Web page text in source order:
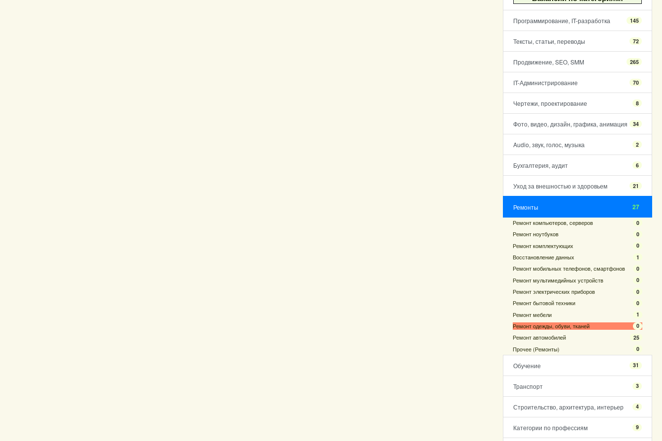
Программирование, IT-разработка 145
Тексты, статьи, переводы 72
Продвижение, SEO, SMM 265
IT-Администрирование 70
Чертежи, проектирование 8
Фото, видео, дизайн, графика, анимация 34
Audio, звук, голос, музыка 2
Бухгалтерия, аудит 6
Уход за внешностью и здоровьем 21
Ремонты 27
Ремонт компьютеров, серверов 0
Ремонт ноутбуков 0
Ремонт комплектующих 0
Восстановление данных 1
Ремонт мобильных телефонов, смартфонов 0
Ремонт мультимедийных устройств 0
Ремонт электрических приборов 0
Ремонт бытовой техники 0
Ремонт мебели 1
Ремонт одежды, обуви, тканей 0
Ремонт автомобилей 25
Прочее (Ремонты) 0
Обучение 31
Транспорт 3
Строительство, архитектура, интерьер 4
Категории по профессиям 9